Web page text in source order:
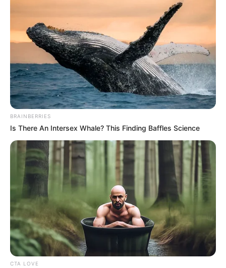
BRAINBERRIES
Is There An Intersex Whale? This Finding Baffles Science
CTA LOVE